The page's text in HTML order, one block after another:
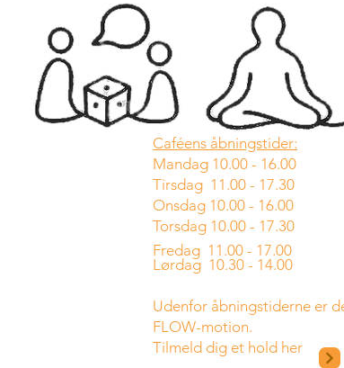
Caféens åbningstider:
Mandag 10.00 - 16.00
Tirsdag 11.00 - 17.30
Onsdag 10.00 - 16.00
Torsdag 10.00 - 17.30
Fredag 11.00 - 17.00
Lørdag 10.30 - 14.00
Udenfor åbningstiderne er
FLOW-motion.
Tilmeld dig et hold her